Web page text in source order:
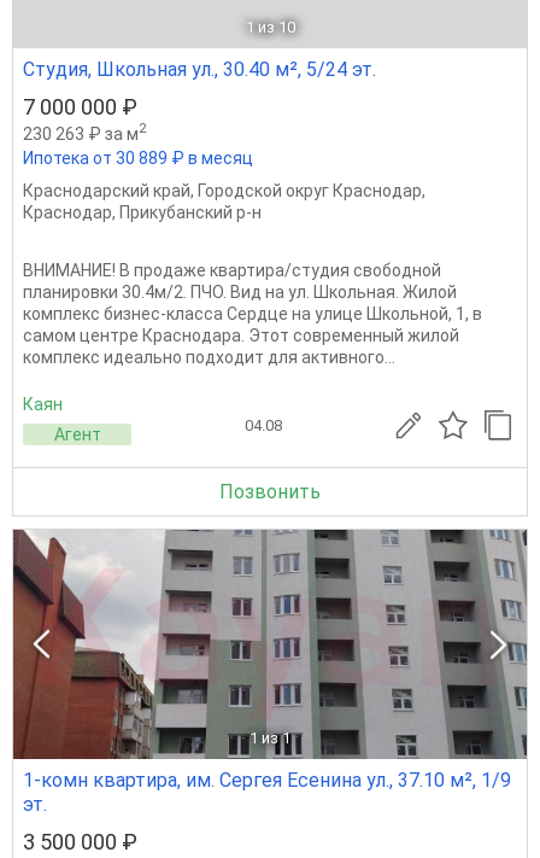
1 из 10
Студия, Школьная ул., 30.40 м², 5/24 эт.
7 000 000 ₽
230 263 ₽ за м2
Ипотека от 30 889 ₽ в месяц
Краснодарский край, Городской округ Краснодар,
Краснодар, Прикубанский р-н
ВНИМАНИЕ! В продаже квартира/студия свободной
планировки 30.4м/2. ПЧО. Вид на ул. Школьная. Жилой
комплекс бизнес-класса Сердце на улице Школьной, 1, в
самом центре Краснодара. Этот современный жилой
комплекс идеально подходит для активного...
Каян
Агент
04.08
Позвонить
1 из 1
1-комн квартира, им. Сергея Есенина ул., 37.10 м², 1/9
эт.
3 500 000 ₽